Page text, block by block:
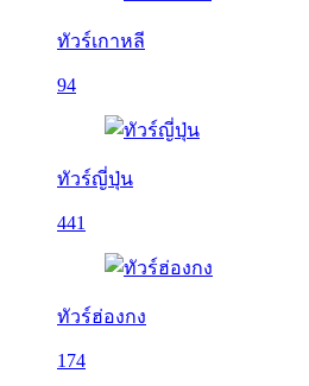
ทัวร์เกาหลี
94
ทัวร์ญี่ปุ่น
441
ทัวร์ฮ่องกง
174